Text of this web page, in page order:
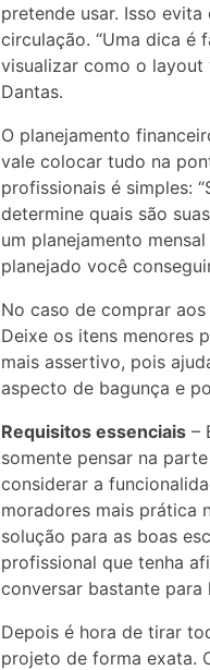
pretende usar. Isso
circulação. “Uma dica é
visualizar como o layout
Dantas.
O planejamento
vale colocar tudo na
profissionais é simples:
determine quais são
um planejamento
planejado você
No caso de comprar
Deixe os itens menores
mais assertivo, pois
aspecto de bagunça e
Requisitos essenciais –
somente pensar na
considerar a
moradores mais prática
solução para as boas
profissional que tenha
conversar bastante para
Depois é hora de tirar
projeto de forma exata.